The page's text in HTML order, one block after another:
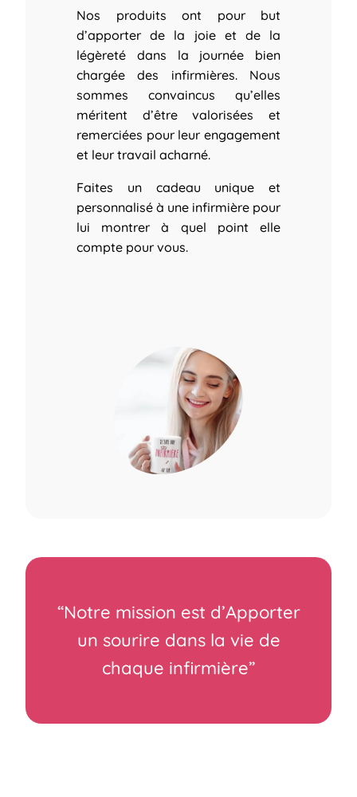
Nos produits ont pour but
d’apporter de la joie et de la
légèreté dans la journée bien
chargée des infirmières. Nous
sommes convaincus qu’elles
méritent d’être valorisées et
remerciées pour leur engagement
et leur travail acharné.
Faites un cadeau unique et
personnalisé à une infirmière pour
lui montrer à quel point elle
compte pour vous.
“Notre mission est d’Apporter
un sourire dans la vie de
chaque infirmière”